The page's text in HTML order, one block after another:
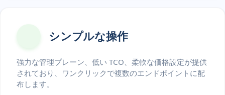
シンプルな操作
強力な管理プレーン、低い TCO、柔軟な価格設定が提供
されており、ワンクリックで複数のエンドポイントに配
布します。